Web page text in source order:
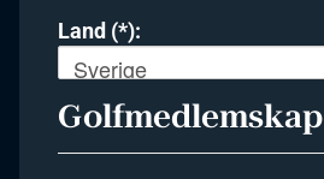
Land (*):
Sverige
Golfmedlemskap